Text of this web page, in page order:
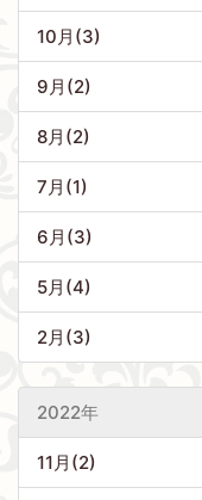
10月(3)
9月(2)
8月(2)
7月(1)
6月(3)
5月(4)
2月(3)
2022年
11月(2)